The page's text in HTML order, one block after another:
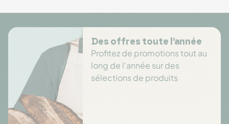
Des offres toute l’année
Profitez de promotions tout au
long de l'année sur des
sélections de produits